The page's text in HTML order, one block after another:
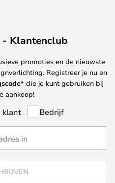
Klantenclub
promoties en de nieuwste
Registreer je nu en
die je kunt gebruiken bij
aankoop!
klant Bedrijf